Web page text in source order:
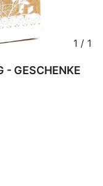
1 / 1
- GESCHENKE